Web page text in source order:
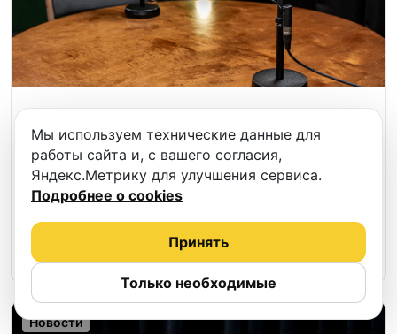
Выездная запись подкастов - услуга
бронирования на Podcastbery.
Никаких студийных стен, никаких «приезжайте
к нам»: профессионалы сами приедут к вам с
микрофонами, камерами и всем необходимым.
16.04.2026
Новости
Мы используем технические данные для
работы сайта и, с вашего согласия,
Яндекс.Метрику для улучшения сервиса.
Подробнее о cookies
Только необходимые
Принять